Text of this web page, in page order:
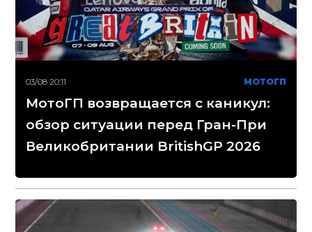
03/08 20:11 МОТОГП
МотоГП возвращается с каникул:
обзор ситуации перед Гран-При
Великобритании BritishGP 2026